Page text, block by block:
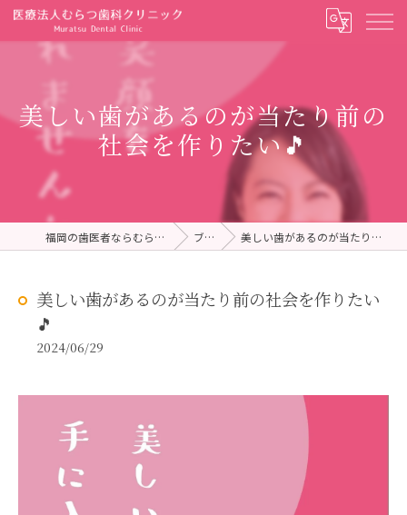
美しい歯があるのが当たり前の
社会を作りたい🎵
福岡の歯医者ならむらつ歯科クリニック ブログ 美しい歯があるのが当たり前の社会を作りたい🎵
美しい歯があるのが当たり前の社会を作りたい
🎵
2024/06/29